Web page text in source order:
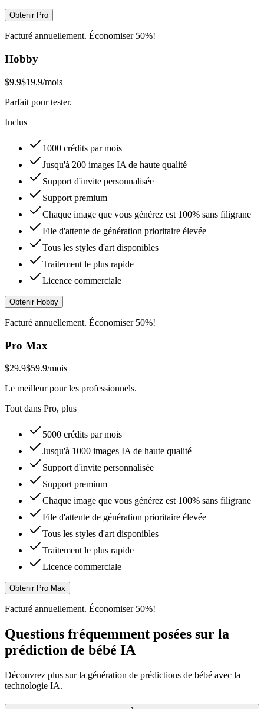
Obtenir Pro
Facturé annuellement. Économiser 50%!
Hobby
$9.9$19.9/mois
Parfait pour tester.
Inclus
1000 crédits par mois
Jusqu'à 200 images IA de haute qualité
Support d'invite personnalisée
Support premium
Chaque image que vous générez est 100% sans filigrane
File d'attente de génération prioritaire élevée
Tous les styles d'art disponibles
Traitement le plus rapide
Licence commerciale
Obtenir Hobby
Facturé annuellement. Économiser 50%!
Pro Max
$29.9$59.9/mois
Le meilleur pour les professionnels.
Tout dans Pro, plus
5000 crédits par mois
Jusqu'à 1000 images IA de haute qualité
Support d'invite personnalisée
Support premium
Chaque image que vous générez est 100% sans filigrane
File d'attente de génération prioritaire élevée
Tous les styles d'art disponibles
Traitement le plus rapide
Licence commerciale
Obtenir Pro Max
Facturé annuellement. Économiser 50%!
Questions fréquemment posées sur la
prédiction de bébé IA
Découvrez plus sur la génération de prédictions de bébé avec la
technologie IA.